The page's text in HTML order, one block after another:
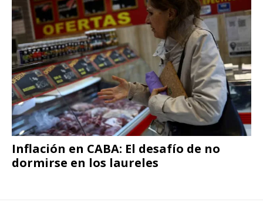
Inflación en CABA: El desafío de no
dormirse en los laureles